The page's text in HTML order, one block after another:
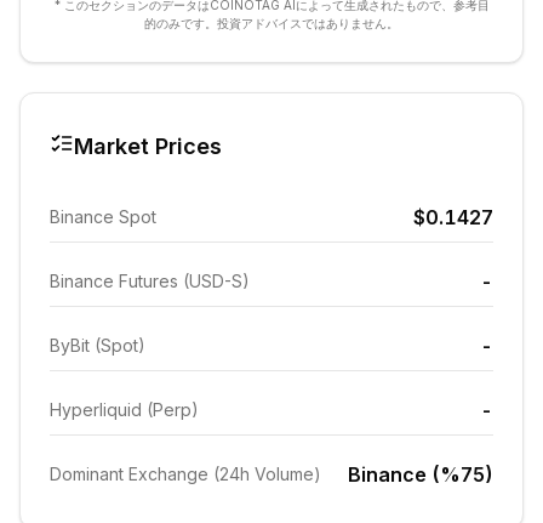
* このセクションのデータはCOINOTAG AIによって生成されたもので、参考目
的のみです。投資アドバイスではありません。
Market Prices
Binance Spot $0.1427
Binance Futures (USD-S) -
ByBit (Spot) -
Hyperliquid (Perp) -
Dominant Exchange (24h Volume) Binance (%75)